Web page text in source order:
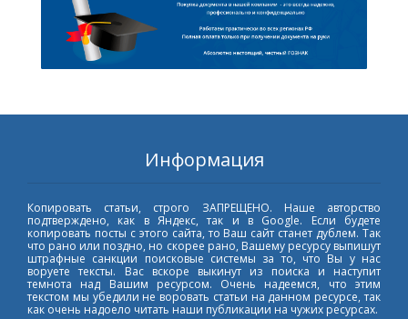
Информация
Копировать статьи, строго ЗАПРЕЩЕНО. Наше авторство
подтверждено, как в Яндекс, так и в Google. Если будете
копировать посты с этого сайта, то Ваш сайт станет дублем. Так
что рано или поздно, но скорее рано, Вашему ресурсу выпишут
штрафные санкции поисковые системы за то, что Вы у нас
воруете тексты. Вас вскоре выкинут из поиска и наступит
темнота над Вашим ресурсом. Очень надеемся, что этим
текстом мы убедили не воровать статьи на данном ресурсе, так
как очень надоело читать наши публикации на чужих ресурсах.